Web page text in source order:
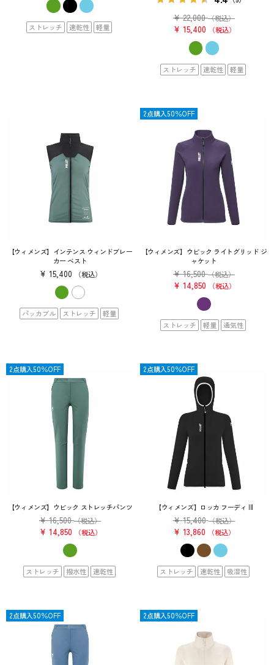
ストレッチ 速乾性 軽量
¥ 22,000 （税込）
¥ 15,400 税込
ストレッチ 速乾性 軽量
【ウィメンズ】インテンス ウィンドブレー
カー ベスト
¥ 15,400 税込
パッカブル ストレッチ 軽量
【ウィメンズ】ウビック ライトグリッド ジ
ャケット
¥ 16,500 （税込）
¥ 14,850 税込
OUTLET
ストレッチ 軽量 通気性
2点購入50％OFF
【ウィメンズ】ウビック ストレッチパンツ
¥ 16,500 （税込）
¥ 14,850 税込
OUTLET
ストレッチ 撥水性 速乾性
2点購入50％OFF
【ウィメンズ】ロッカ フーディ III
¥ 15,400 （税込）
¥ 13,860 税込
OUTLET
ストレッチ 速乾性 吸湿性
2点購入50％OFF
SALE
2点購入50％OFF OUTLET
2点購入50％OFF